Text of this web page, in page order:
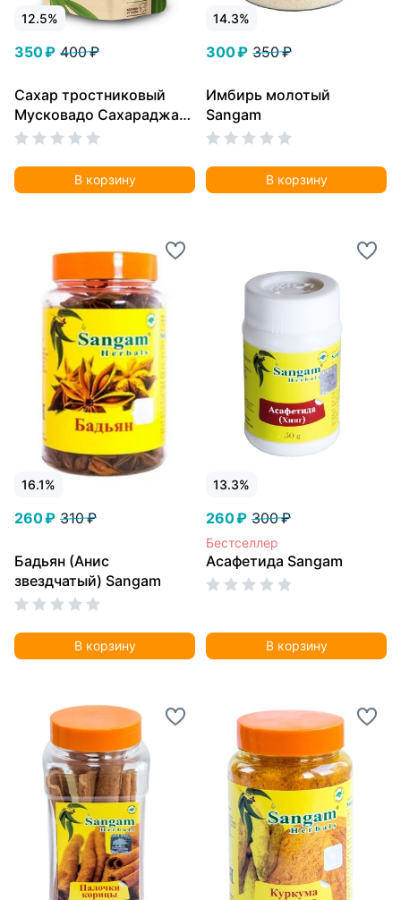
12.5%
350 ₽ 400 ₽
Сахар тростниковый
Мусковадо Сахараджа
450 г
В корзину
14.3%
300 ₽ 350 ₽
Имбирь молотый
Sangam
В корзину
16.1%
260 ₽ 310 ₽
Бадьян (Анис
звездчатый) Sangam
В корзину
13.3%
260 ₽ 300 ₽
Бестселлер
Асафетида Sangam
В корзину